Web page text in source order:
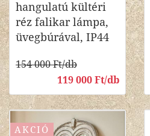
hangulatú kültéri
réz falikar lámpa,
üvegbúrával, IP44
154 000 Ft/db
119 000 Ft/db
AKCIÓ